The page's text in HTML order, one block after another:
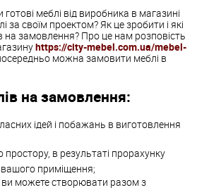
меблі від виробника в магазині
своїм проектом? Як це зробити і які
на замовлення? Про це нам розповість
https://city-mebel.com.ua/mebel-
можна замовити меблі в
на замовлення:
ідей і побажань в виготовлення
простору, в результаті прорахунку
приміщення;
ви можете створювати разом з